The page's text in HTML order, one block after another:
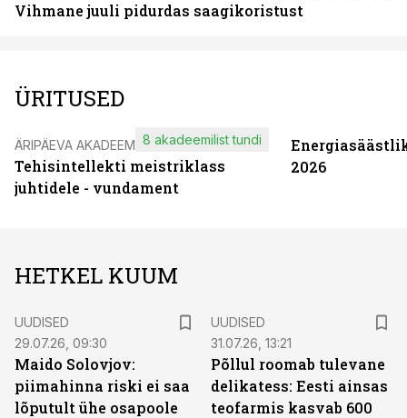
Vihmane juuli pidurdas saagikoristust
ÜRITUSED
ÄRIPÄEVA AKADEEMIA
Tehisintellekti meistriklass
juhtidele - vundament
8 akadeemilist tundi
2026
HETKEL KUUM
UUDISED
29.07.26, 09:30
Maido Solovjov:
piimahinna riski ei saa
lõputult ühe osapoole
UUDISED
31.07.26, 13:21
Põllul roomab tulevane
delikatess: Eesti ainsas
teofarmis kasvab 600